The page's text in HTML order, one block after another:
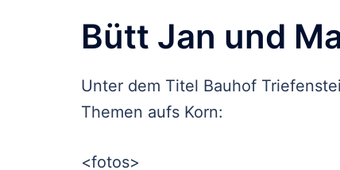
Bütt Jan und
Unter dem Titel Bauhof
Themen aufs Korn:
<fotos>